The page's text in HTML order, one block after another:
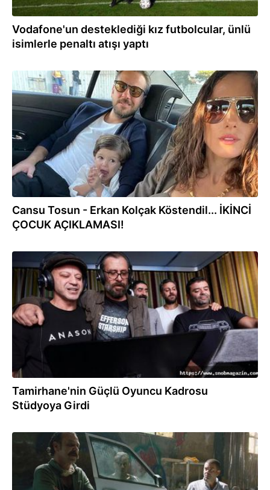
Vodafone'un desteklediği kız futbolcular, ünlü
isimlerle penaltı atışı yaptı
19.12.2022
Cansu Tosun - Erkan Kolçak Köstendil... İKİNCİ
ÇOCUK AÇIKLAMASI!
11.11.2022
Tamirhane'nin Güçlü Oyuncu Kadrosu
Stüdyoya Girdi
10.11.2022